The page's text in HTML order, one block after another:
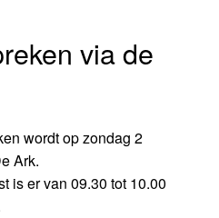
via de
wordt op zondag 2
Ark.
is er van 09.30 tot 10.00